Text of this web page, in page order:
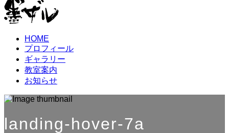
HOME
プロフィール
ギャラリー
教室案内
お知らせ
landing-hover-7a